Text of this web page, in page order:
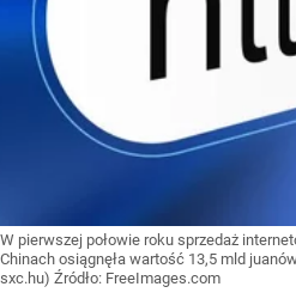
W pierwszej połowie roku sprzedaż
Chinach osiągnęła wartość 13,5 mld
sxc.hu) Źródło: FreeImages.com